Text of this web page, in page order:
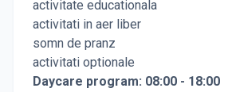
activitate educationala
activitati in aer liber
somn de pranz
activitati optionale
Daycare program: 08:00 - 18:00